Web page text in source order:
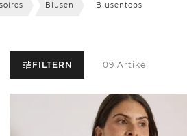
Blusen Blusentops
FILTERN 109 Artikel